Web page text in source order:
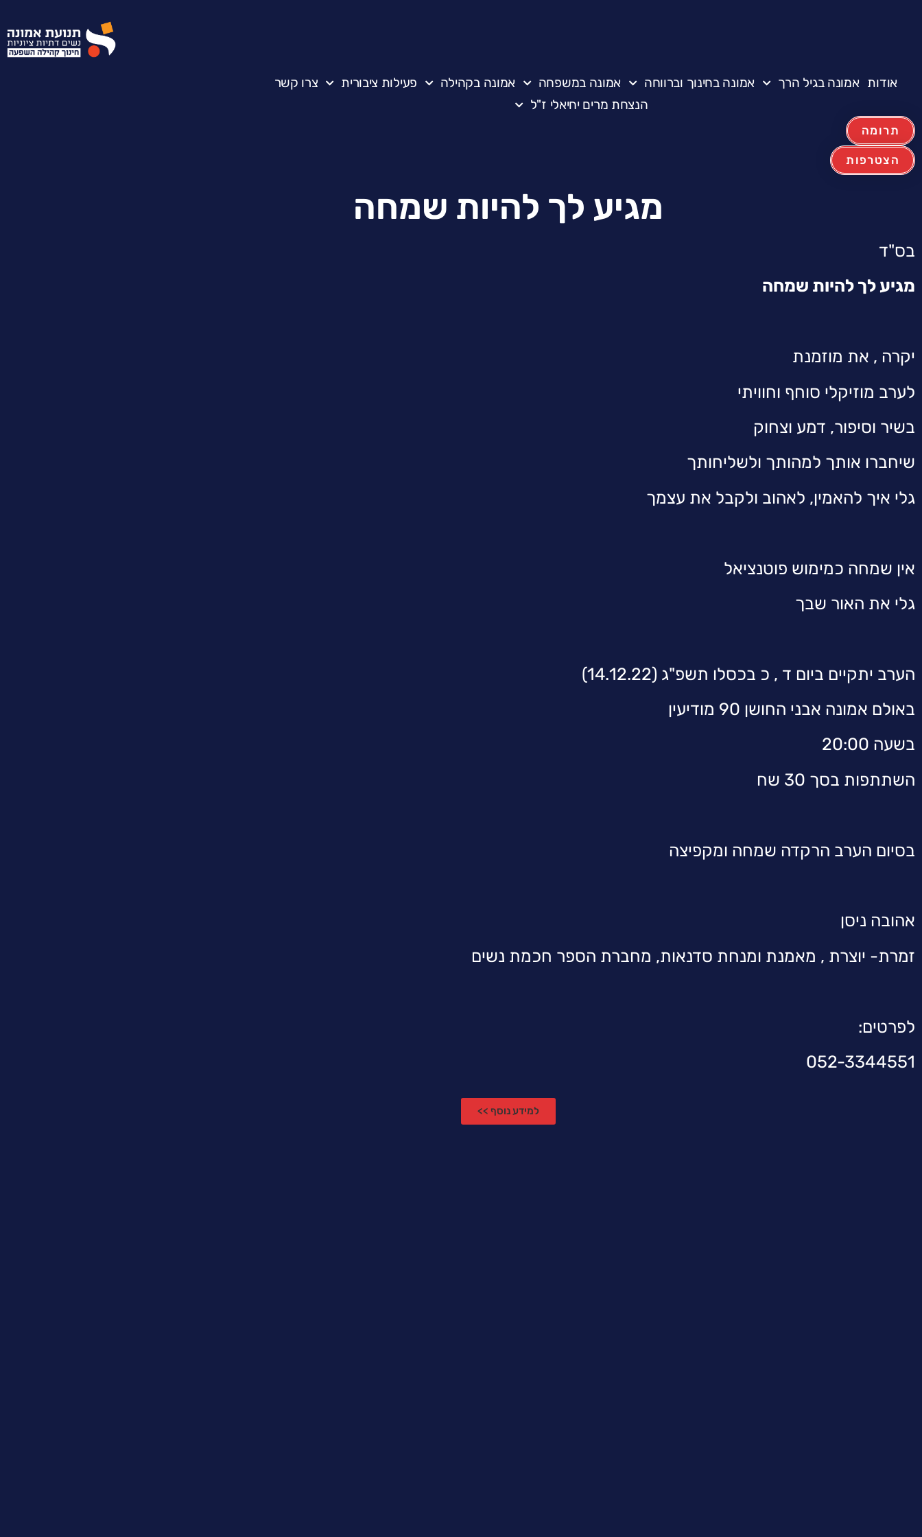
אודות אמונה בגיל הרך אמונה בחינוך וברווחה אמונה במשפחה אמונה בקהילה פעילות ציבורית
צרו קשר
הנצחת מרים יחיאלי ז"ל
תרומה
הצטרפות
מגיע לך להיות שמחה
בס"ד
מגיע לך להיות שמחה
יקרה , את מוזמנת
לערב מוזיקלי סוחף וחוויתי
בשיר וסיפור, דמע וצחוק
שיחברו אותך למהותך ולשליחותך
גלי איך להאמין, לאהוב ולקבל את עצמך
אין שמחה כמימוש פוטנציאל
גלי את האור שבך
הערב יתקיים ביום ד , כ בכסלו תשפ"ג (14.12.22)
באולם אמונה אבני החושן 90 מודיעין
בשעה 20:00
השתתפות בסך 30 שח
בסיום הערב הרקדה שמחה ומקפיצה
אהובה ניסן
זמרת- יוצרת , מאמנת ומנחת סדנאות, מחברת הספר חכמת נשים
לפרטים:
052-3344551
למידע נוסף >>